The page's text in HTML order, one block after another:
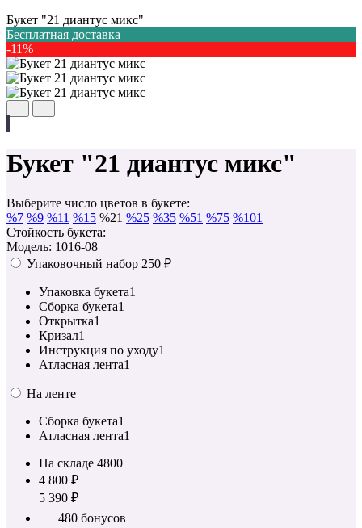
Букет "21 диантус микс"
Бесплатная доставка
-11%
Букет "21 диантус микс"
Выберите число цветов в букете:
%7 %9 %11 %15 %21 %25 %35 %51 %75 %101
Стойкость букета:
Модель: 1016-08
Упаковочный набор 250 ₽
Упаковка букета1
Сборка букета1
Открытка1
Кризал1
Инструкция по уходу1
Атласная лента1
На ленте
Сборка букета1
Атласная лента1
На складе 4800
4 800 ₽
5 390 ₽
480 бонусов